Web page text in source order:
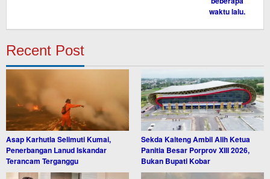
Recent Post
Asap Karhutla Selimuti Kumai,
Penerbangan Lanud Iskandar
Terancam Terganggu
Sekda Kalteng Ambil Alih Ketua
Panitia Besar Porprov XIII 2026,
Bukan Bupati Kobar